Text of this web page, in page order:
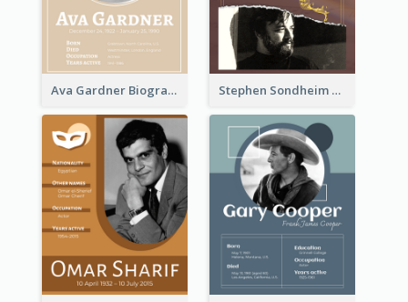
Ava Gardner Biography Stephen Sondheim Biography